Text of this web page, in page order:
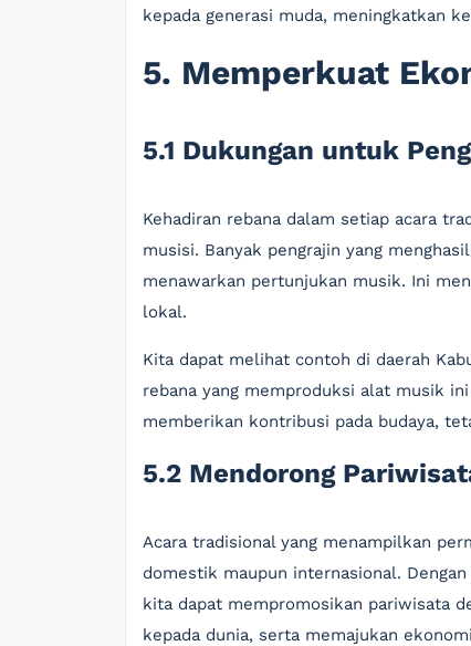
kepada generasi muda, meningkatkan
5. Memperkuat
5.1 Dukungan untuk
Kehadiran rebana dalam setiap acara
musisi. Banyak pengrajin yang
menawarkan pertunjukan musik. Ini
lokal.
Kita dapat melihat contoh di daerah
rebana yang memproduksi alat musik
memberikan kontribusi pada budaya,
5.2 Mendorong
Acara tradisional yang menampilkan
domestik maupun internasional.
kita dapat mempromosikan pariwisata
kepada dunia, serta memajukan